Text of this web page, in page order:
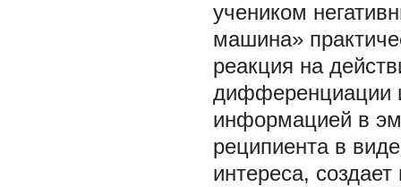
учеником
машина»
реакция на
дифференциации
информацией в
реципиента в
интереса,